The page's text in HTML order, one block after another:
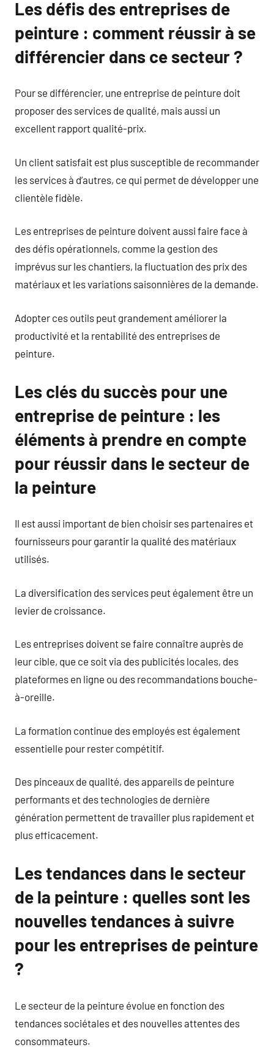
Les défis des entreprises de
peinture : comment réussir à se
différencier dans ce secteur ?
Pour se différencier, une entreprise de peinture doit
proposer des services de qualité, mais aussi un
excellent rapport qualité-prix.
Un client satisfait est plus susceptible de recommander
les services à d’autres, ce qui permet de développer une
clientèle fidèle.
Les entreprises de peinture doivent aussi faire face à
des défis opérationnels, comme la gestion des
imprévus sur les chantiers, la fluctuation des prix des
matériaux et les variations saisonnières de la demande.
Adopter ces outils peut grandement améliorer la
productivité et la rentabilité des entreprises de
peinture.
Les clés du succès pour une
entreprise de peinture : les
éléments à prendre en compte
pour réussir dans le secteur de
la peinture
Il est aussi important de bien choisir ses partenaires et
fournisseurs pour garantir la qualité des matériaux
utilisés.
La diversification des services peut également être un
levier de croissance.
Les entreprises doivent se faire connaître auprès de
leur cible, que ce soit via des publicités locales, des
plateformes en ligne ou des recommandations bouche-
à-oreille.
La formation continue des employés est également
essentielle pour rester compétitif.
Des pinceaux de qualité, des appareils de peinture
performants et des technologies de dernière
génération permettent de travailler plus rapidement et
plus efficacement.
Les tendances dans le secteur
de la peinture : quelles sont les
nouvelles tendances à suivre
pour les entreprises de peinture
?
Le secteur de la peinture évolue en fonction des
tendances sociétales et des nouvelles attentes des
consommateurs.